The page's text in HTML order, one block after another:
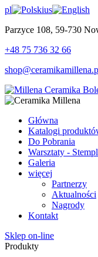
pl
us
Parzyce 108, 59-730
+48 75 736 32 66
Główna
Katalogi
Do Pobrania
Warsztaty -
Galeria
więcej
Partnerzy
Aktualności
Nagrody
Kontakt
Sklep on-line
Produkty